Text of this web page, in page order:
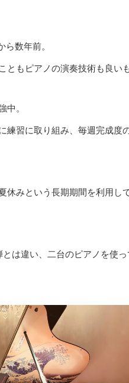
数年前。
もピアノの演奏技術も良い
中。
習に取り組み、毎週完成度
みという長期期間を利用し
は違い、二台のピアノを使